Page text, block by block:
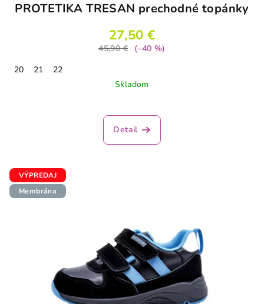
PROTETIKA TRESAN prechodné topánky
27,50 €
45,90 €
(–40 %)
20
21
22
Skladom
Detail
VÝPREDAJ
Membrána